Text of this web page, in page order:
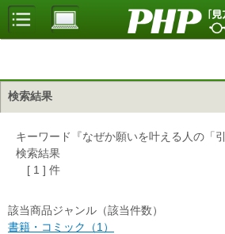
検索結果
キーワード『なぜか願いを叶える人の「
検索結果
[ 1 ] 件
該当商品ジャンル（該当件数）
書籍・コミック（1）